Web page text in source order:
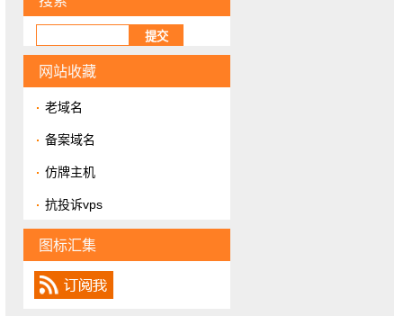
网站收藏
老域名
备案域名
仿牌主机
抗投诉vps
图标汇集